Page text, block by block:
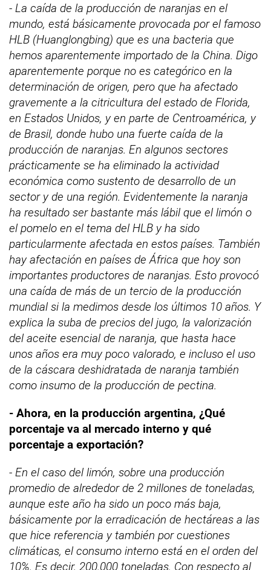
- La caída de la producción de naranjas en el
mundo, está básicamente provocada por el famoso
HLB (Huanglongbing) que es una bacteria que
hemos aparentemente importado de la China. Digo
aparentemente porque no es categórico en la
determinación de origen, pero que ha afectado
gravemente a la citricultura del estado de Florida,
en Estados Unidos, y en parte de Centroamérica, y
de Brasil, donde hubo una fuerte caída de la
producción de naranjas. En algunos sectores
prácticamente se ha eliminado la actividad
económica como sustento de desarrollo de un
sector y de una región. Evidentemente la naranja
ha resultado ser bastante más lábil que el limón o
el pomelo en el tema del HLB y ha sido
particularmente afectada en estos países. También
hay afectación en países de África que hoy son
importantes productores de naranjas. Esto provocó
una caída de más de un tercio de la producción
mundial si la medimos desde los últimos 10 años. Y
explica la suba de precios del jugo, la valorización
del aceite esencial de naranja, que hasta hace
unos años era muy poco valorado, e incluso el uso
de la cáscara deshidratada de naranja también
como insumo de la producción de pectina.
- Ahora, en la producción argentina, ¿Qué
porcentaje va al mercado interno y qué
porcentaje a exportación?
- En el caso del limón, sobre una producción
promedio de alrededor de 2 millones de toneladas,
aunque este año ha sido un poco más baja,
básicamente por la erradicación de hectáreas a las
que hice referencia y también por cuestiones
climáticas, el consumo interno está en el orden del
10%. Es decir, 200.000 toneladas. Con respecto al